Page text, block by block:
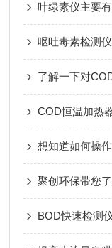
叶绿素仪主要
呕吐毒素检测
了解一下对
COD恒温加热
想知道如何操
聚创环保带您